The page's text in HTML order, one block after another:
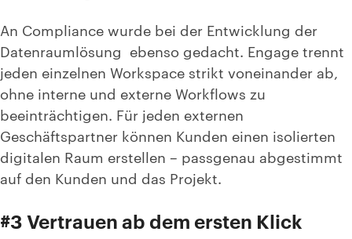
An Compliance wurde bei der Entwicklung der
Datenraumlösung ebenso gedacht. Engage trennt
jeden einzelnen Workspace strikt voneinander ab,
ohne interne und externe Workflows zu
beeinträchtigen. Für jeden externen
Geschäftspartner können Kunden einen isolierten
digitalen Raum erstellen – passgenau abgestimmt
auf den Kunden und das Projekt.
#3 Vertrauen ab dem ersten Klick